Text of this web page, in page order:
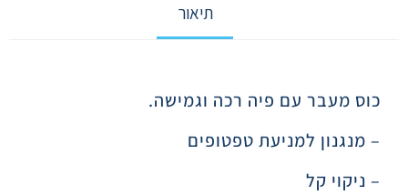
תיאור
כוס מעבר עם פיה רכה וגמישה.
– מנגנון למניעת טפטופים
– ניקוי קל